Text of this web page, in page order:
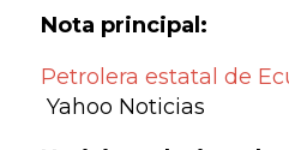
Nota principal:
Petrolera estatal de
Yahoo Noticias